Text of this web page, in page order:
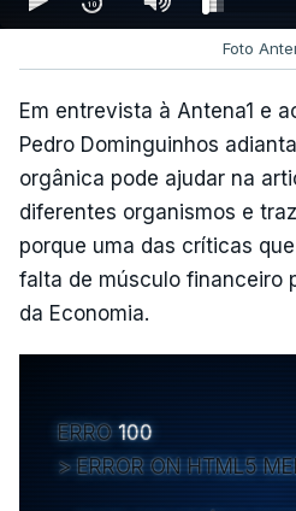
Foto
Em entrevista à Antena1 e
Pedro Dominguinhos
orgânica pode ajudar na
diferentes organismos e
porque uma das críticas
falta de músculo financeiro
da Economia.
ERRO 100
ERROR ON HTML5